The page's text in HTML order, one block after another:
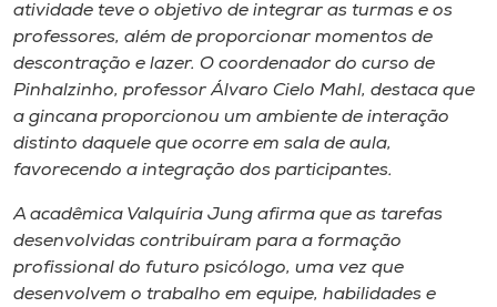
atividade teve o objetivo de integrar as turmas e os
professores, além de proporcionar momentos de
descontração e lazer. O coordenador do curso de
Pinhalzinho, professor Álvaro Cielo Mahl, destaca que
a gincana proporcionou um ambiente de interação
distinto daquele que ocorre em sala de aula,
favorecendo a integração dos participantes.
A acadêmica Valquíria Jung afirma que as tarefas
desenvolvidas contribuíram para a formação
profissional do futuro psicólogo, uma vez que
desenvolvem o trabalho em equipe, habilidades e